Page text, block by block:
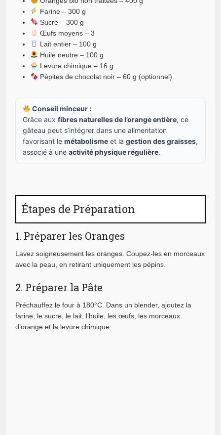
Farine – 300 g
Sucre – 300 g
Œufs moyens – 3
Lait entier – 100 g
Huile neutre – 100 g
Levure chimique – 16 g
Pépites de chocolat noir – 60 g (optionnel)
Conseil minceur :
Grâce auxfibres naturelles de l’orange entière, ce
gâteau peut s’intégrer dans une alimentation
favorisant lemétabolisme et lagestion des graisses,
associé à uneactivité physique régulière.
Étapes de Préparation
1. Préparer les Oranges
Lavez soigneusement les oranges. Coupez-les en morceaux
avec la peau, en retirant uniquement les pépins.
2. Préparer la Pâte
Préchauffez le four à 180°C. Dans un blender, ajoutez la
farine, le sucre, le lait, l’huile, les œufs, les morceaux
d’orange et la levure chimique.